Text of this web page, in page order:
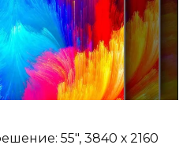
55″, 3840 х 2160